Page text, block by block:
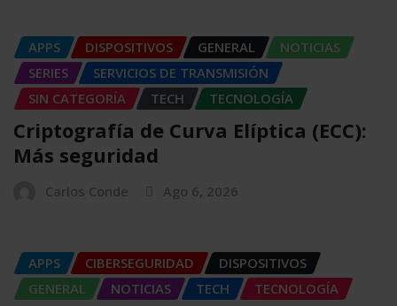
APPS DISPOSITIVOS GENERAL
NOTICIAS
SERIES
SERVICIOS DE TRANSMISIÓN
SIN CATEGORÍA
TECH TECNOLOGÍA
Criptografía de Curva Elíptica (ECC):
Más seguridad
Carlos Conde Ago 6, 2026
APPS CIBERSEGURIDAD
DISPOSITIVOS
GENERAL
NOTICIAS TECH TECNOLOGÍA